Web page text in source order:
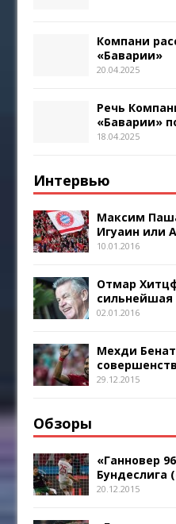
Компани
«Баварии»
20.04.2025
Речь
«Баварии»
18.04.2025
Интервью
Максим
Игуаин или
10.01.2016
Отмар
сильнейшая
02.01.2016
Мехди
29.12.2015
Обзоры
«Ганновер
Бундеслига
20.12.2015